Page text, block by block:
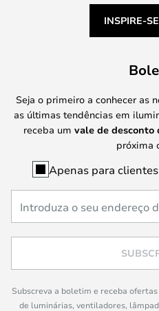
INSPIRE-
Seja o primeiro a conhecer as
as últimas tendências em
receba um vale de desconto
próxima
Apenas para
Subscreva a boletim e receba
de luminárias, ventiladores,